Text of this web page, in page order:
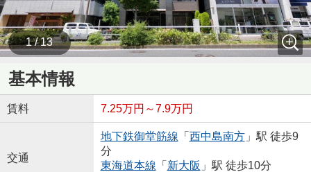
1 / 13
基本情報
賃料 7.25万円～7.9万円
交通
地下鉄御堂筋線 「 西中島南方」駅 徒歩9
分
東海道本線 「 新大阪 」駅 徒歩10分